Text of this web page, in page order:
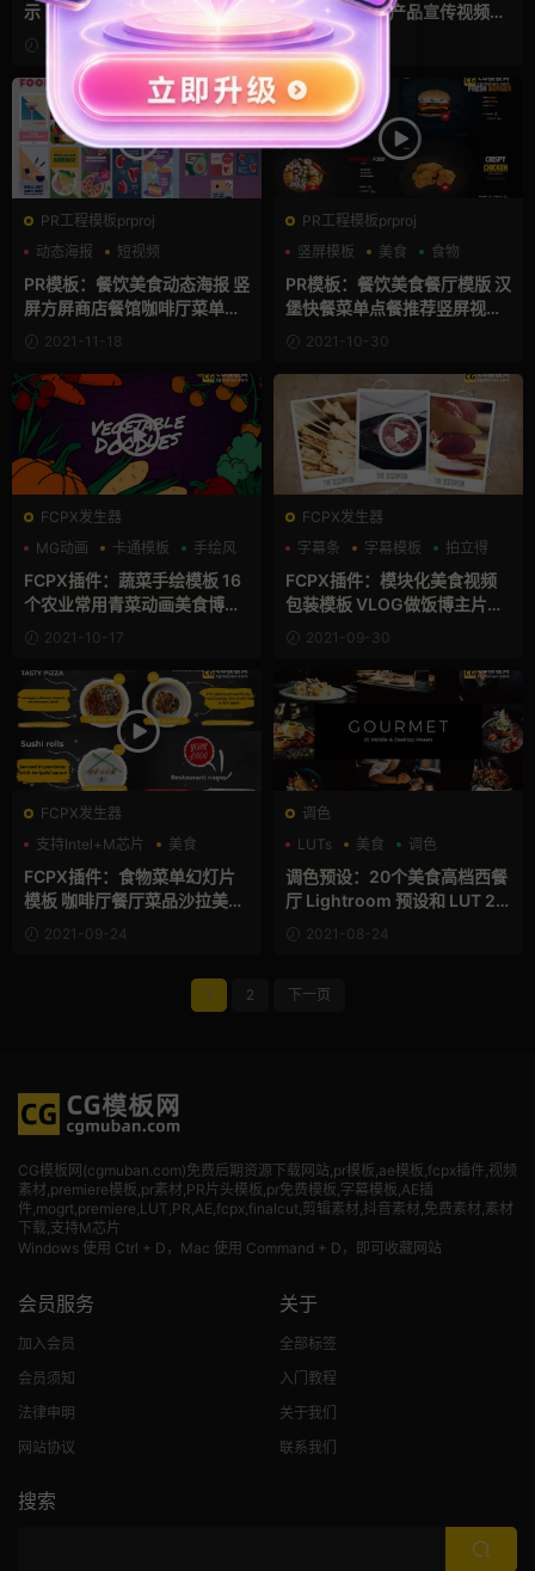
示 西餐披萨酒吧餐厅美食咖啡
厅展会视频宣传fcpx插件 Mo
dern Restaurant Promo
2021-12-15
模板 美食拆箱产品宣传视频博
主画中画插件 Instagram Pos
ts
2021-12-09
PR工程模板prproj
动态海报
短视频
竖屏模板
PR模板：餐饮美食动态海报 竖
屏方屏商店餐馆咖啡厅菜单视
频模板 Food Stories And Po
sts Pack
2021-11-18
PR工程模板prproj
竖屏模板
美食 食物
PR模板：餐饮美食餐厅模版 汉
堡快餐菜单点餐推荐竖屏视频
Food Delivery Vertical
2021-10-30
FCPX发生器
MG动画
卡通模板 手绘风
FCPX插件：蔬菜手绘模板 16
个农业常用青菜动画美食博主f
cpx素材 Vegetable Doodles
2021-10-17
FCPX发生器
字幕条
字幕模板 拍立得
FCPX插件：模块化美食视频
包装模板 VLOG做饭博主片头
片尾字幕插件 Food Show Co
mplete Package
2021-09-30
FCPX发生器
支持Intel+M芯片
美食
FCPX插件：食物菜单幻灯片
模板 咖啡厅餐厅菜品沙拉美食
推荐插件 Food Menu Slidesh
2021-09-24
调色
LUTs
美食 调色
调色预设：20个美食高档西餐
厅 Lightroom 预设和 LUT 20
Gourmet Sparklestock
2021-08-24
1 2 下一页
CG模板网(cgmuban.com)免费后期资源下载网站,pr模板,ae模板,fcpx插件,视频
素材,premiere模板,pr素材,PR片头模板,pr免费模板,字幕模板,AE插
件,mogrt,premiere,LUT,PR,AE,fcpx,finalcut,剪辑素材,抖音素材,免费素材,素材
下载,支持M芯片
Windows 使用 Ctrl + D，Mac 使用 Command + D，即可收藏网站
会员服务
加入会员
会员须知
法律申明
网站协议
关于
全部标签
入门教程
关于我们
联系我们
搜索